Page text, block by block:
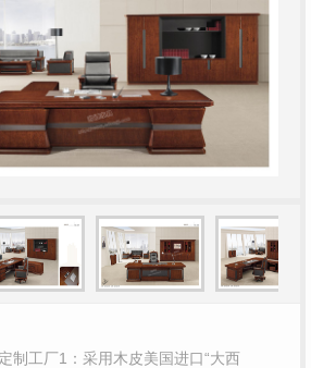
制工厂1：采用木皮美国进口“大西